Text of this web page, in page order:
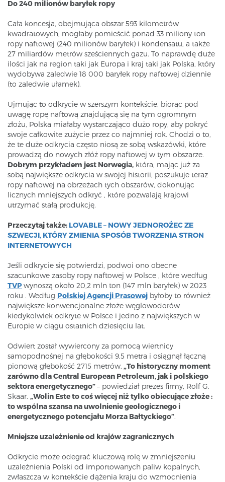
Do 240 milionów baryłek ropy
Cała koncesja, obejmująca obszar 593 kilometrów
kwadratowych, mogłaby pomieścić ponad 33 miliony ton
ropy naftowej (240 milionów baryłek) i kondensatu, a także
27 miliardów metrów sześciennych gazu. To naprawdę duże
ilości jak na region taki jak Europa i kraj taki jak Polska, który
wydobywa zaledwie 18 000 baryłek ropy naftowej dziennie
(to zaledwie ułamek).
Ujmując to odkrycie w szerszym kontekście, biorąc pod
uwagę ropę naftową znajdującą się na tym ogromnym
złożu, Polska miałaby wystarczająco dużo ropy, aby pokryć
swoje całkowite zużycie przez co najmniej rok. Chodzi o to,
że te duże odkrycia często niosą ze sobą wskazówki, które
prowadzą do nowych złóż ropy naftowej w tym obszarze.
Dobrym przykładem jest Norwegia, która, mając już za
sobą największe odkrycia w swojej historii, poszukuje teraz
ropy naftowej na obrzeżach tych obszarów, dokonując
licznych mniejszych odkryć , które pozwalają krajowi
utrzymać stałą produkcję.
Przeczytaj także: LOVABLE – NOWY JEDNOROŻEC ZE
SZWECJI, KTÓRY ZMIENIA SPOSÓB TWORZENIA STRON
INTERNETOWYCH
Jeśli odkrycie się potwierdzi, podwoi ono obecne
szacunkowe zasoby ropy naftowej w Polsce , które według
TVPwynoszą około 20,2 mln ton (147 mln baryłek) w 2023
roku . Według Polskiej Agencji Prasowej byłoby to również
największe konwencjonalne złoże węglowodorów
kiedykolwiek odkryte w Polsce i jedno z największych w
Europie w ciągu ostatnich dziesięciu lat.
Odwiert został wywiercony za pomocą wiertnicy
samopodnośnej na głębokości 9,5 metra i osiągnął łączną
pionową głębokość 2715 metrów. „To historyczny moment
zarówno dla Central European Petroleum, jak i polskiego
sektora energetycznego”– powiedział prezes firmy, Rolf G.
Skaar. „Wolin Este to coś więcej niż tylko obiecujące złoże :
to wspólna szansa na uwolnienie geologicznego i
energetycznego potencjału Morza Bałtyckiego”.
Mniejsze uzależnienie od krajów zagranicznych
Odkrycie może odegrać kluczową rolę w zmniejszeniu
uzależnienia Polski od importowanych paliw kopalnych,
zwłaszcza w kontekście dążenia kraju do wzmocnienia